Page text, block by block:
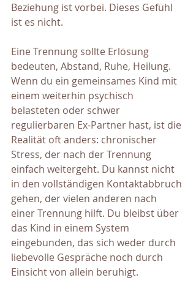
Beziehung ist vorbei. Dieses Gefühl
ist es nicht.
Eine Trennung sollte Erlösung
bedeuten, Abstand, Ruhe, Heilung.
Wenn du ein gemeinsames Kind mit
einem weiterhin psychisch
belasteten oder schwer
regulierbaren Ex-Partner hast, ist die
Realität oft anders: chronischer
Stress, der nach der Trennung
einfach weitergeht. Du kannst nicht
in den vollständigen Kontaktabbruch
gehen, der vielen anderen nach
einer Trennung hilft. Du bleibst über
das Kind in einem System
eingebunden, das sich weder durch
liebevolle Gespräche noch durch
Einsicht von allein beruhigt.